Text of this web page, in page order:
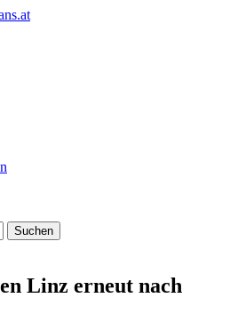
Linz erneut nach